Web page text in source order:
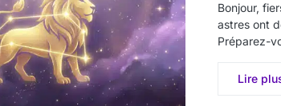
Bonjour,
astres ont
Préparez-
Lire